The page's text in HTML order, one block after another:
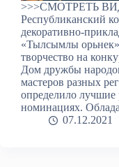
>>>СМОТРЕТЬ
Республиканский
декоративно-
«Тылсымлы
творчество на
Дом дружбы
мастеров разных
определило лучшие
номинациях.
07.12.2021